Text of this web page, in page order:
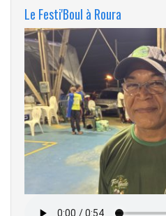
Le Festi'Boul à Roura